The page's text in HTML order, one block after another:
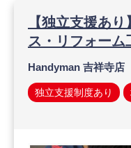
【独立支援あ
ス・リフォーム
Handyman 吉祥寺店
独立支援制度あり